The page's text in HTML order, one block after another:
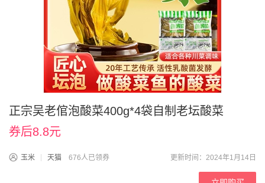
正宗吴老倌泡酸菜400g*4袋自制老坛酸菜
券后8.8元
玉米 天猫 676人已领券 更新时间：2024年1月14日